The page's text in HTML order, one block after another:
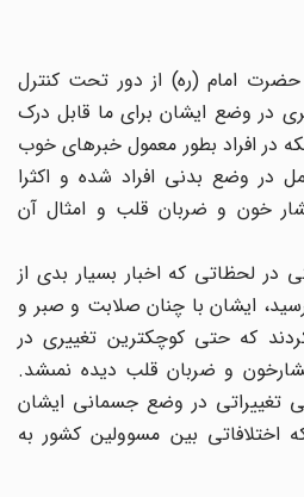
امام (ره) از دور تحت کنترل
در وضع ایشان براى ما قابل درک
در افراد بطور معمول خبرهاى خوب
در وضع بدنى افراد شده و اکثرا
خون و ضربان قلب و امثال آن
لحظاتى که اخبار بسیار بدى از
ایشان با چنان صلابت و صبر و
که حتى کوچکترین تغییرى در
و ضربان قلب دیده نمى‏شد.
تغییراتى در وضع جسمانى ایشان
اختلافاتى بین مسوولین کشور به